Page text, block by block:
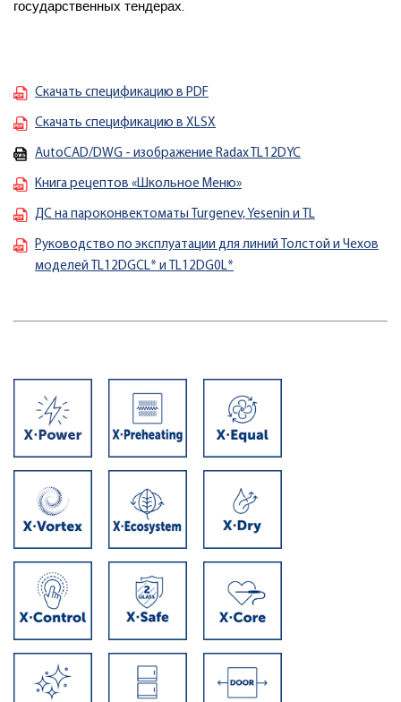
государственных тендерах.
Скачать спецификацию в PDF
Скачать спецификацию в XLSX
AutoCAD/DWG - изображение Radax TL12DYC
Книга рецептов «Школьное Меню»
ДС на пароконвектоматы Turgenev, Yesenin и TL
Руководство по эксплуатации для линий Толстой и Чехов
моделей TL12DGCL* и TL12DG0L*